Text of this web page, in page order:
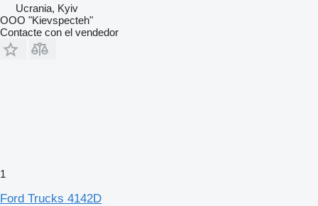
Ucrania, Kyiv
OOO "Kievspecteh"
Contacte con el vendedor
1
Ford Trucks 4142D